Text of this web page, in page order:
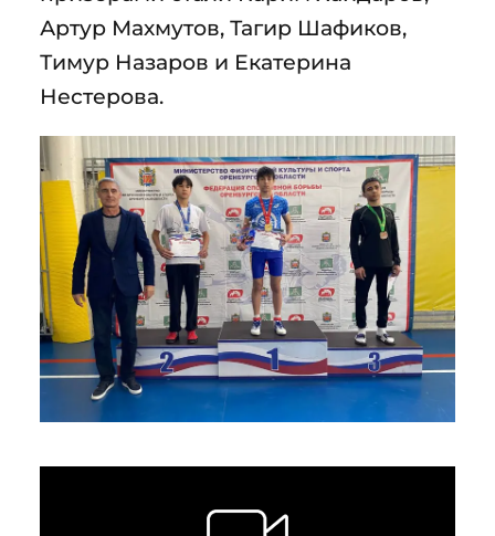
Артур Махмутов, Тагир Шафиков,
Тимур Назаров и Екатерина
Нестерова.